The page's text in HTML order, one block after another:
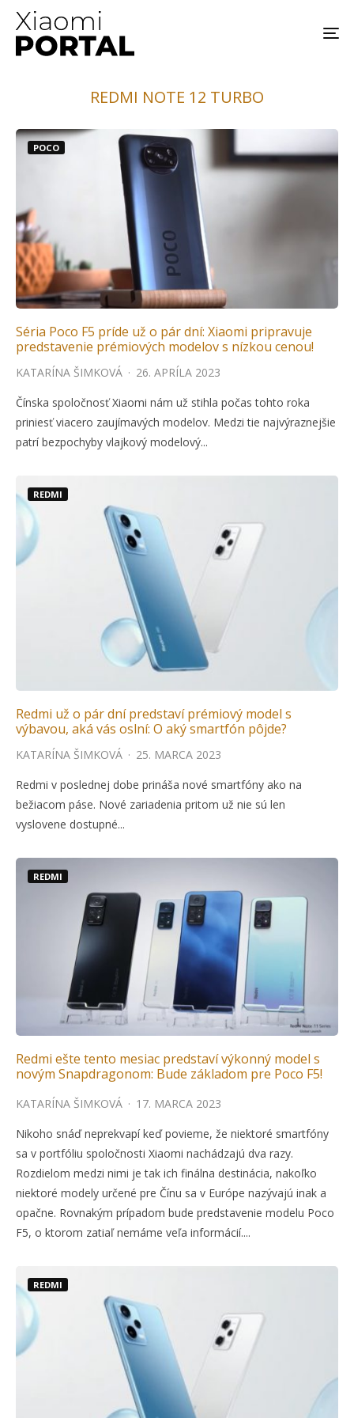
REDMI NOTE 12 TURBO
POCO
Séria Poco F5 príde už o pár dní: Xiaomi pripravuje
predstavenie prémiových modelov s nízkou cenou!
KATARÍNA ŠIMKOVÁ · 26. APRÍLA 2023
Čínska spoločnosť Xiaomi nám už stihla počas tohto roka
priniesť viacero zaujímavých modelov. Medzi tie najvýraznejšie
patrí bezpochyby vlajkový modelový...
REDMI
Redmi už o pár dní predstaví prémiový model s
výbavou, aká vás oslní: O aký smartfón pôjde?
KATARÍNA ŠIMKOVÁ · 25. MARCA 2023
Redmi v poslednej dobe prináša nové smartfóny ako na
bežiacom páse. Nové zariadenia pritom už nie sú len
vyslovene dostupné...
REDMI
Redmi ešte tento mesiac predstaví výkonný model s
novým Snapdragonom: Bude základom pre Poco F5!
KATARÍNA ŠIMKOVÁ · 17. MARCA 2023
Nikoho snáď neprekvapí keď povieme, že niektoré smartfóny
sa v portfóliu spoločnosti Xiaomi nachádzajú dva razy.
Rozdielom medzi nimi je tak ich finálna destinácia, nakoľko
niektoré modely určené pre Čínu sa v Európe nazývajú inak a
opačne. Rovnakým prípadom bude predstavenie modelu Poco
F5, o ktorom zatiaľ nemáme veľa informácií....
REDMI